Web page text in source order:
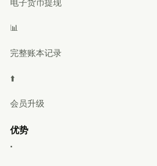
电子货币提现
📊
完整账本记录
⬆️
会员升级
优势
•